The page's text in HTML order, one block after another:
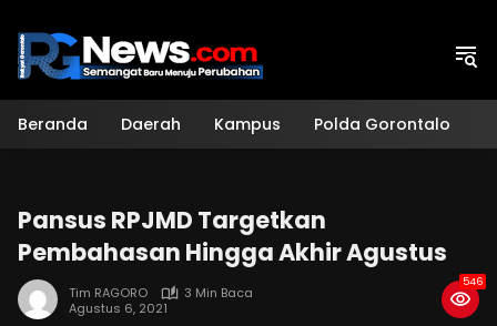
konten
Beranda Daerah Kampus Polda Gorontalo
Pansus RPJMD Targetkan
Pembahasan Hingga Akhir Agustus
Tim RAGORO
3 Min Baca
Agustus 6, 2021
546